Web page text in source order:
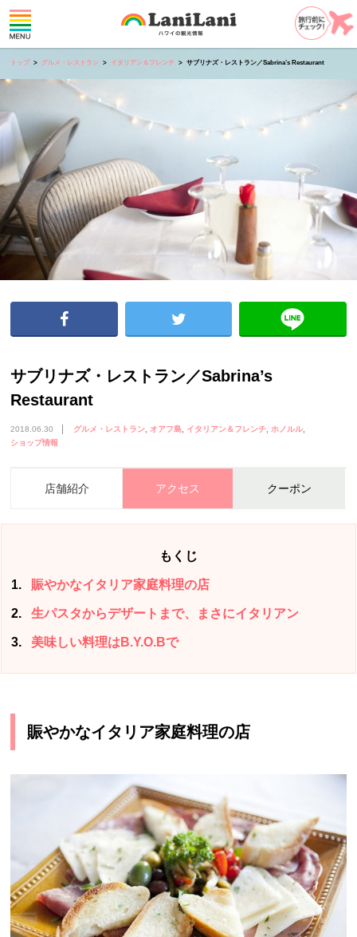
トップ グルメ・レストラン イタリアン＆フレンチ サブリナズ・レストラン／Sabrina’s Restaurant
サブリナズ・レストラン／Sabrina’s
Restaurant
2018.06.30 グルメ・レストラン オアフ島 イタリアン＆フレンチ ホノルル
ショップ情報
店舗紹介 アクセス クーポン
もくじ
1 賑やかなイタリア家庭料理の店
2 生パスタからデザートまで、まさにイタリアン
3 美味しい料理はB.Y.O.Bで
賑やかなイタリア家庭料理の店